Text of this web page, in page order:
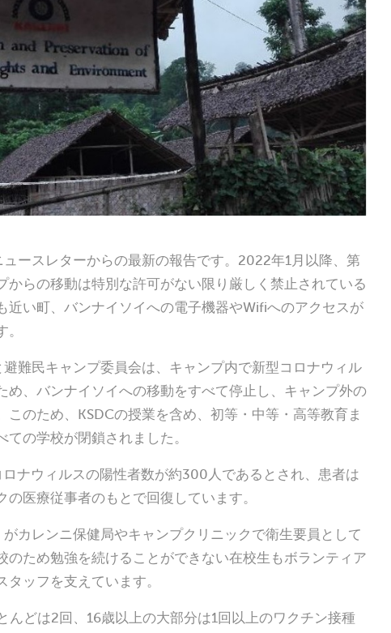
ースレターからの最新の報告です。2022年1月以降、第
からの移動は特別な許可がない限り厳しく禁止されている
近い町、バンナイソイへの電子機器やWifiへのアクセスが
難民キャンプ委員会は、キャンプ内で新型コロナウィル
め、バンナイソイへの移動をすべて停止し、キャンプ外の
このため、KSDCの授業を含め、初等・中等・高等教育ま
ての学校が閉鎖されました。
ナウィルスの陽性者数が約300人であるとされ、患者は
の医療従事者のもとで回復しています。
がカレンニ保健局やキャンプクリニックで衛生要員として
のため勉強を続けることができない在校生もボランティア
タッフを支えています。
んどは2回、16歳以上の大部分は1回以上のワクチン接種